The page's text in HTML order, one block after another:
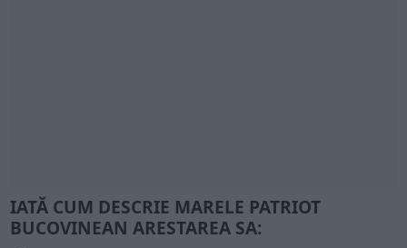
IATĂ CUM DESCRIE MARELE PATRIOT
BUCOVINEAN ARESTAREA SA: